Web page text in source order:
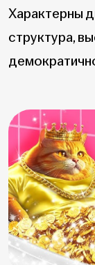
Характерны
структура,